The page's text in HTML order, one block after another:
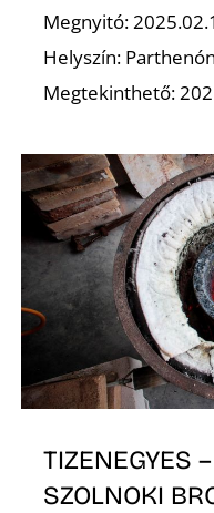
Megnyitó:
Helyszín:
Megtekinthető:
TIZENEGYES
SZOLNOKI